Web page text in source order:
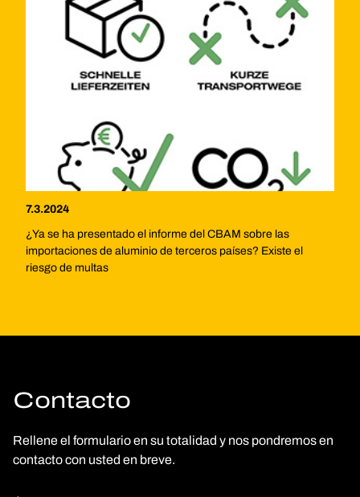
7.3.2024
¿Ya se ha presentado el informe del CBAM sobre las
importaciones de aluminio de terceros países? Existe el
riesgo de multas
Contacto
Rellene el formulario en su totalidad y nos pondremos en
contacto con usted en breve.